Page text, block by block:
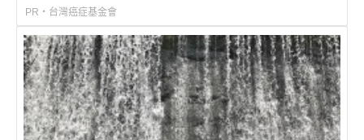
PR・台灣癌症基金會